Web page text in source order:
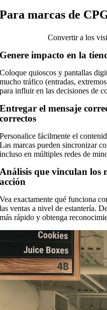
Para marcas de
Convertir a los
Genere impacto en la
Coloque quioscos y pantallas
mucho tráfico (entradas,
para influir en las decisiones de
Entregar el mensaje
correctos
Personalice fácilmente el
Las marcas pueden sincronizar
incluso en múltiples redes de
Análisis que vinculan los
acción
Vea exactamente qué funciona
las ventas a nivel de estantería.
más rápido y obtenga